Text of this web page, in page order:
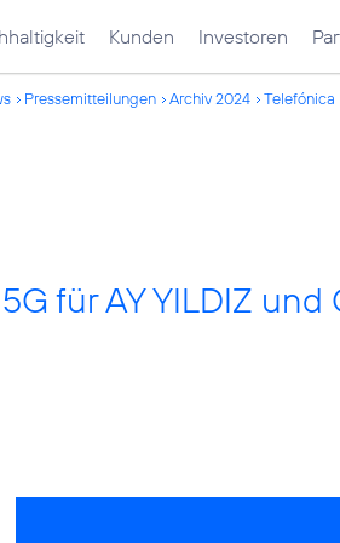
Kunden Investoren
Pressemitteilungen Archiv 2024 Telefónica
für AY YILDIZ und